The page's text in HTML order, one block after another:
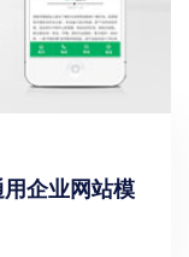
企业网站模